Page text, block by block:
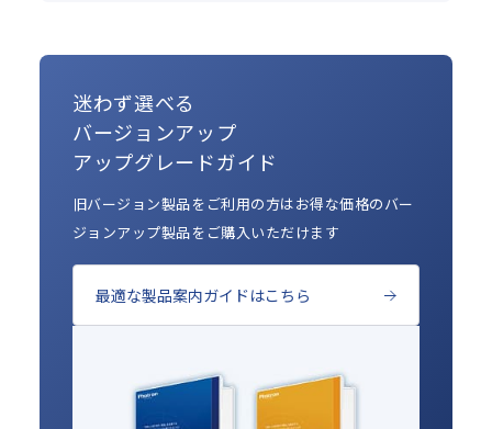
迷わず選べる
バージョンアップ
アップグレードガイド
旧バージョン製品をご利用の方はお得な価格のバー
ジョンアップ製品をご購入いただけます
最適な製品案内ガイドはこちら